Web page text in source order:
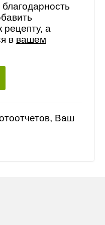
рецепту, а
в вашем
Ваш